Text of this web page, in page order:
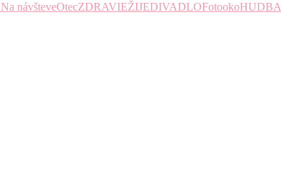
Na návšteveOtecZDRAVIEŽIJEDIVADLOFotookoHUDBA